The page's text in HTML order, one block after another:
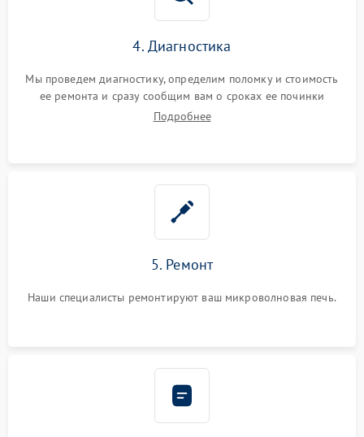
4. Диагностика
Мы проведем диагностику, определим поломку и стоимость
ее ремонта и сразу сообщим вам о сроках ее починки
Подробнее
5. Ремонт
Наши специалисты ремонтируют ваш микроволновая печь.